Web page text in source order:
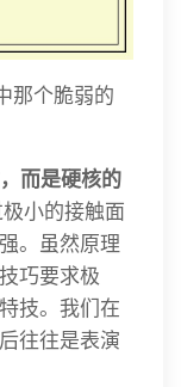
那个脆弱的
而是硬核的
小的接触面
。虽然原理
巧要求极
技。我们在
往往是表演